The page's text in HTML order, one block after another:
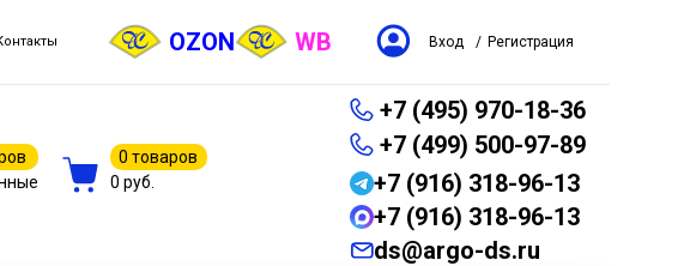
OZON WB Вход / Регистрация
0 товаров
0 руб.
+7 (495) 970-18-36
+7 (499) 500-97-89
+7 (916) 318-96-13
+7 (916) 318-96-13
ds@argo-ds.ru